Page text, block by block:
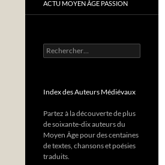
ACTU MOYEN ÂGE PASSION
Rechercher :
Index des Auteurs Médiévaux
Partez à la découverte de plus
de soixante-dix auteurs du
Moyen Âge pour des centaines
de textes, chansons et poésies
traduits.